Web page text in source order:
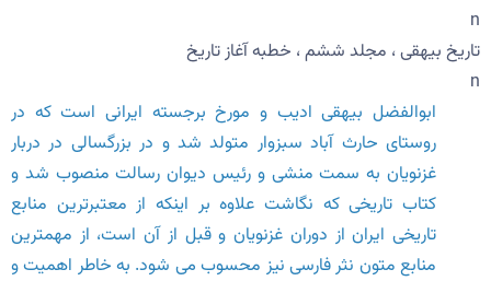
n
تاریخ بیهقی ، مجلد ششم ، خطبه آغاز تاریخ
n
ابوالفضل بیهقی ادیب و مورخ برجسته ایرانی است که در
روستای حارث آباد سبزوار متولد شد و در بزرگسالی در دربار
غزنویان به سمت منشی و رئیس دیوان رسالت منصوب شد و
کتاب تاریخی که نگاشت علاوه بر اینکه از معتبرترین منابع
تاریخی ایران از دوران غزنویان و قبل از آن است، از مهمترین
منابع متون نثر فارسی نیز محسوب می شود. به خاطر اهمیت و